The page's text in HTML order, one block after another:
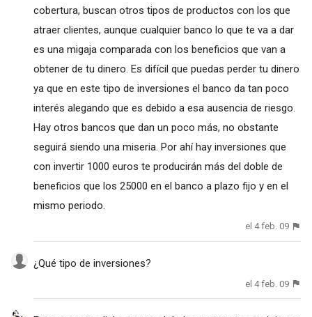
cobertura, buscan otros tipos de productos con los que
atraer clientes, aunque cualquier banco lo que te va a dar
es una migaja comparada con los beneficios que van a
obtener de tu dinero. Es difícil que puedas perder tu dinero
ya que en este tipo de inversiones el banco da tan poco
interés alegando que es debido a esa ausencia de riesgo.
Hay otros bancos que dan un poco más, no obstante
seguirá siendo una miseria. Por ahí hay inversiones que
con invertir 1000 euros te producirán más del doble de
beneficios que los 25000 en el banco a plazo fijo y en el
mismo periodo.
el 4 feb. 09
¿Qué tipo de inversiones?
el 4 feb. 09